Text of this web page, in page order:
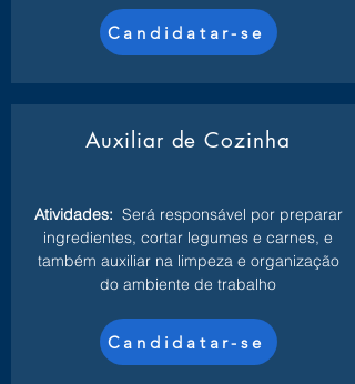
Candidatar-se
Auxiliar de Cozinha
Atividades: Será responsável por preparar
ingredientes, cortar legumes e carnes, e
também auxiliar na limpeza e organização
do ambiente de trabalho
Candidatar-se